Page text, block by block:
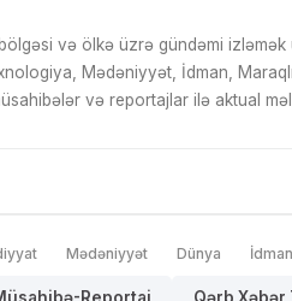
və ölkə üzrə gündəmi izləmək
Mədəniyyət, İdman,
və reportajlar ilə aktual
Mədəniyyət Dünya İdman
Reportaj Qərb Xəbər